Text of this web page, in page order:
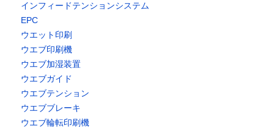
インフィードテンションシステム
EPC
ウエット印刷
ウエブ印刷機
ウエブ加湿装置
ウエブガイド
ウエブテンション
ウエブブレーキ
ウエブ輪転印刷機